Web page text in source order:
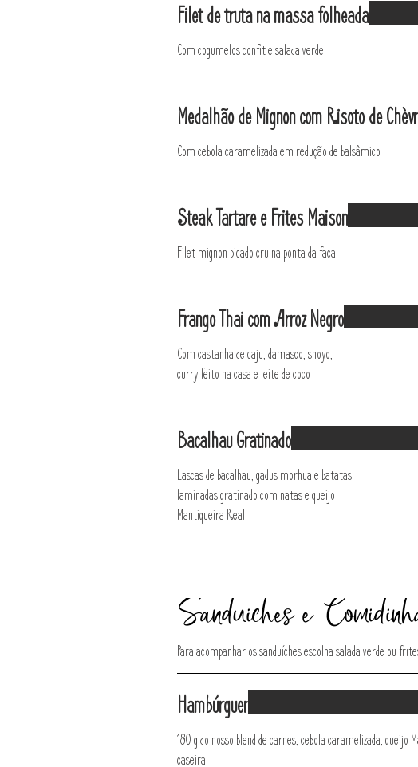
Filet de truta na massa folheada
Com cogumelos confit e salada verde
Medalhão de Mignon com Risoto de
Com cebola caramelizada em redução de balsâmico
Steak Tartare e Frites Maison
Filet mignon picado cru na ponta da faca
Frango Thai com Arroz Negro
Com castanha de caju, damasco, shoyo,
curry feito na casa e leite de coco
Bacalhau Gratinado
Lascas de bacalhau, gadus morhua e batatas
laminadas gratinado com natas e queijo
Mantiqueira Real
Sanduíches e
Para acompanhar os sanduíches escolha salada verde ou
Hambúrguer
180 g do nosso blend de carnes, cebola caramelizada, queijo
caseira